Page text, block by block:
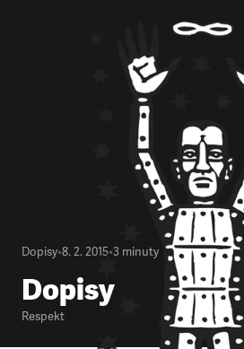
Dopisy•8. 2. 2015•3 minuty
Dopisy
Respekt